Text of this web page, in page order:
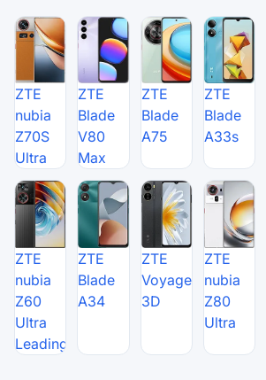
ZTE
nubia
Z70S
Ultra
ZTE
Blade
V80
Max
ZTE
Blade
A75
ZTE
Blade
A33s
ZTE
nubia
Z60
Ultra
Leading
ZTE
Blade
A34
ZTE
Voyage
3D
ZTE
nubia
Z80
Ultra